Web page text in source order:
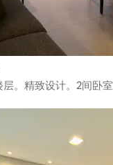
层。精致设计。2间卧室